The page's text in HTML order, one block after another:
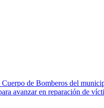
de Bomberos del
avanzar en reparación de